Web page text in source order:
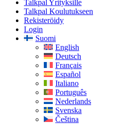
Talkpal Yrityksille
Talkpal Koulutukseen
Rekisteröidy
Login
Suomi
English
Deutsch
Français
Español
Italiano
Português
Nederlands
Svenska
Čeština